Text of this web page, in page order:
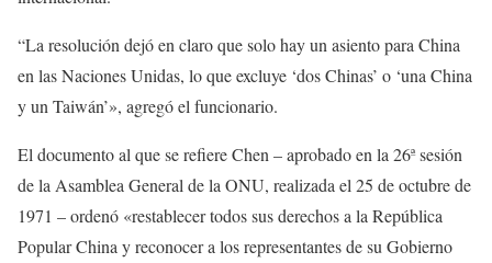
“La resolución dejó en claro que solo hay un asiento para China
en las Naciones Unidas, lo que excluye ‘dos Chinas’ o ‘una China
y un Taiwán’», agregó el funcionario.
El documento al que se refiere Chen – aprobado en la 26ª sesión
de la Asamblea General de la ONU, realizada el 25 de octubre de
1971 – ordenó «restablecer todos sus derechos a la República
Popular China y reconocer a los representantes de su Gobierno